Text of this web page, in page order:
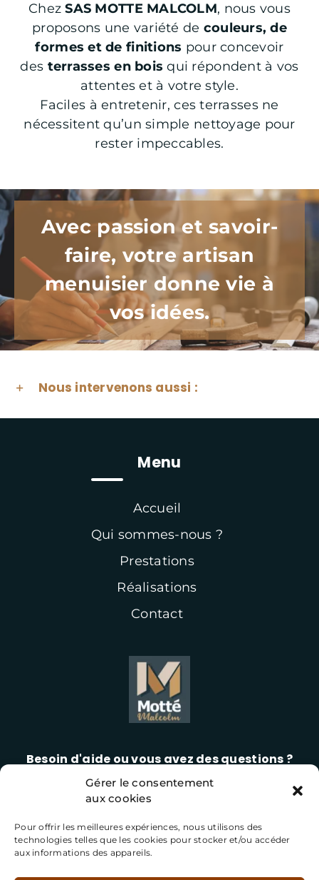
Gérer le consentement
aux cookies
Pour offrir les meilleures expériences, nous utilisons des
technologies telles que les cookies pour stocker et/ou accéder
aux informations des appareils.
ChezSAS MOTTE MALCOLM, nous vous
proposons une variété de couleurs, de
formes et de finitions pour concevoir
des terrasses en bois qui répondent à vos
attentes et à votre style.
Faciles à entretenir, ces terrasses ne
nécessitent qu’un simple nettoyage pour
rester impeccables.
Avec passion et savoir-
faire, votre artisan
menuisier donne vie à
vos idées.
Nous intervenons aussi :
Menu
Accueil
Qui sommes-nous ?
Prestations
Réalisations
Contact
Besoin d'aide ou vous avez des questions ?
06 42 13 23 12